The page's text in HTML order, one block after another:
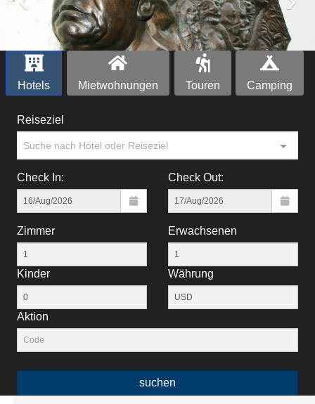
Hotels Mietwohnungen Touren Camping
Reiseziel
Suche nach Hotel oder Reiseziel
Check In: Check Out:
Zimmer Erwachsenen
Kinder Währung
Aktion
suchen